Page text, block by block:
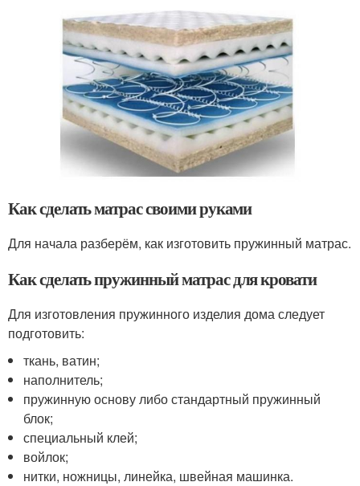
Как сделать матрас своими руками
Для начала разберём, как изготовить пружинный матрас.
Как сделать пружинный матрас для кровати
Для изготовления пружинного изделия дома следует
подготовить:
ткань, ватин;
наполнитель;
пружинную основу либо стандартный пружинный
блок;
специальный клей;
войлок;
нитки, ножницы, линейка, швейная машинка.